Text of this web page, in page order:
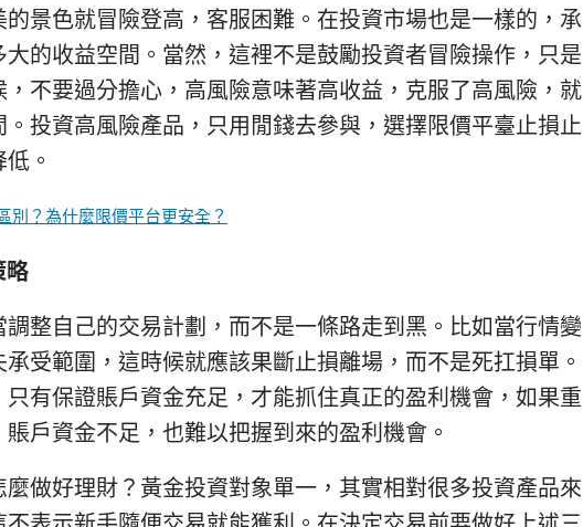
景色就冒險登高，客服困難。在投資市場也是一樣的，承
的收益空間。當然，這裡不是鼓勵投資者冒險操作，只是
不要過分擔心，高風險意味著高收益，克服了高風險，就
投資高風險產品，只用閒錢去參與，選擇限價平臺止損止
。
別？為什麼限價平台更安全？
略
整自己的交易計劃，而不是一條路走到黑。比如當行情變
受範圍，這時候就應該果斷止損離場，而不是死扛損單。
有保證賬戶資金充足，才能抓住真正的盈利機會，如果重
戶資金不足，也難以把握到來的盈利機會。
做好理財？黃金投資對象單一，其實相對很多投資產品來